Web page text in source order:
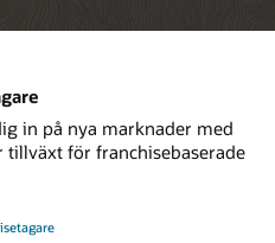
in på nya marknader med
för franchisebaserade